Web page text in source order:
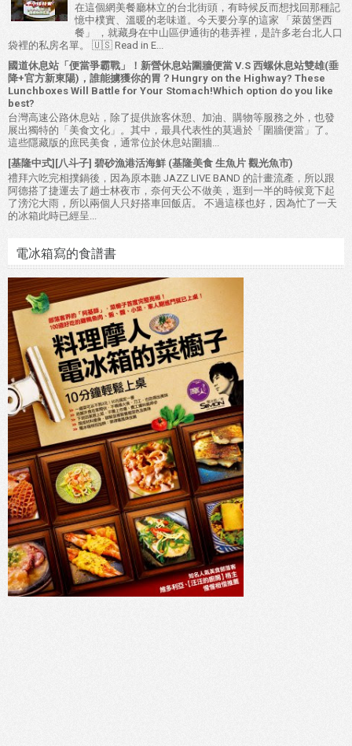
在這個網美餐廳林立的台北街頭，有時候反而想找回那種記
憶中樸實、溫暖的老味道。今天要分享的這家 「萊茵堡西
餐」 ，就藏身在中山區伊通街的巷弄裡，是許多老台北人口
袋裡的私房名單。 🇺🇸 Read in E...
國道休息站「便當爭霸戰」！新營休息站圍牆便當 V.S 西螺休息站雙雄(垂
降+官方新東陽)，誰能擄獲你的胃？Hungry on the Highway? These
Lunchboxes Will Battle for Your Stomach!Which option do you like
best?
台灣高速公路休息站，除了提供旅客休憩、加油、購物等服務之外，也發
展出獨特的「美食文化」。其中，最具代表性的莫過於「圍牆便當」了。
這些隱藏版的庶民美食，通常位於休息站圍牆...
[基隆中式][八斗子] 碧砂漁港活海鮮 (基隆美食 生魚片 觀光魚市)
禮拜六吃完相撲鍋後，因為原本聽 JAZZ LIVE BAND 的計畫流產，所以跟
阿德搭了捷運去了趟士林夜市，奈何天公不做美，逛到一半的時候竟下起
了滂沱大雨，所以兩個人只好搭車回飯店。 不過這樣也好，因為忙了一天
的冰箱此時已經呈...
電冰箱寫的食譜書